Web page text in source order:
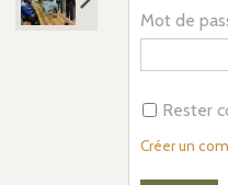
Mot de
Rester
Créer un